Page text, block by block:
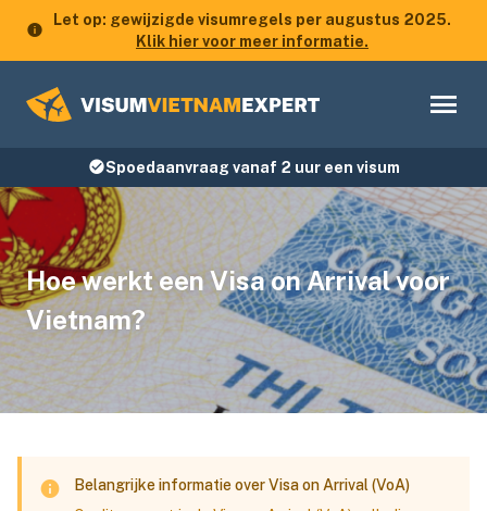
Let op: gewijzigde visumregels per augustus 2025.
Klik hier voor meer informatie.
Spoedaanvraag vanaf 2 uur een visum
Hoe werkt een Visa on Arrival voor
Vietnam?
Belangrijke informatie over Visa on Arrival (VoA)